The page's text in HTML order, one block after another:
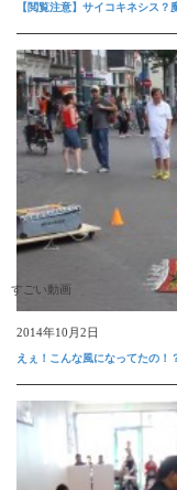
【閲覧注意】サイコキネシス
すごい動画
2014年10月2日
えぇ！こんな風になってたの！